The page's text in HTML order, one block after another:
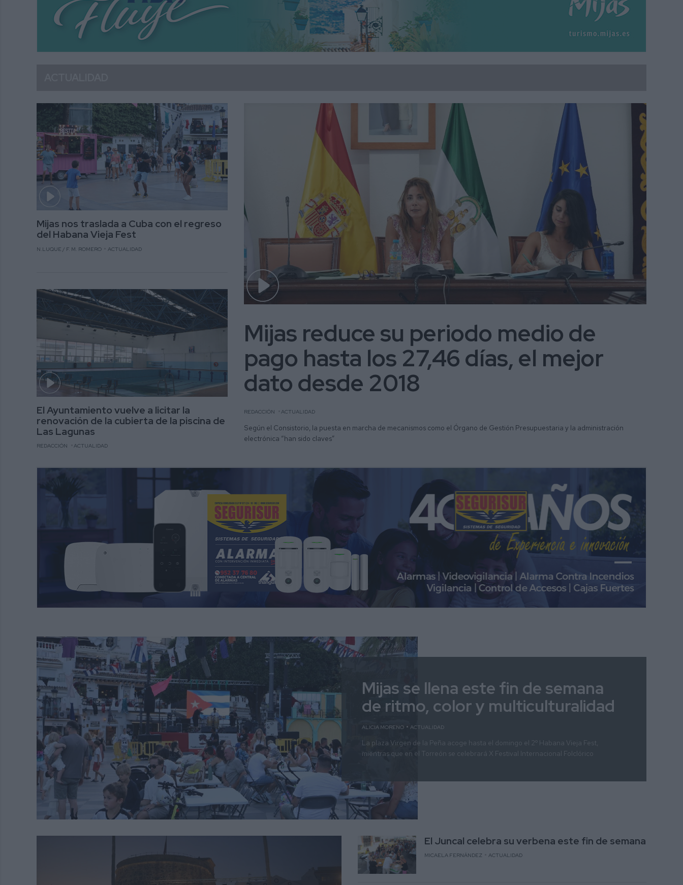
Mijas reduce su periodo medio de
pago hasta los 27,46 días, el mejor
dato desde 2018
REDACCIÓN ACTUALIDAD
Según el Consistorio, la puesta en marcha de mecanismos como el Órgano de Gestión Presupuestaria y la administración
electrónica “han sido claves”
Mijas nos traslada a Cuba con el regreso
del Habana Vieja Fest
N.LUQUE / F. M. ROMERO ACTUALIDAD
El Ayuntamiento vuelve a licitar la
renovación de la cubierta de la piscina de
Las Lagunas
REDACCIÓN ACTUALIDAD
Mijas se llena este fin de semana
de ritmo, color y multiculturalidad
ALICIA MORENO ACTUALIDAD
La plaza Virgen de la Peña acoge hasta el domingo el 2º Habana Vieja Fest,
mientras que en el Torreón se celebrará X Festival Internacional Folclórico
El Juncal celebra su verbena este fin de semana
MICAELA FERNÁNDEZ ACTUALIDAD